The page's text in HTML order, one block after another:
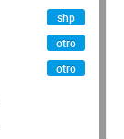
shp
otro
otro